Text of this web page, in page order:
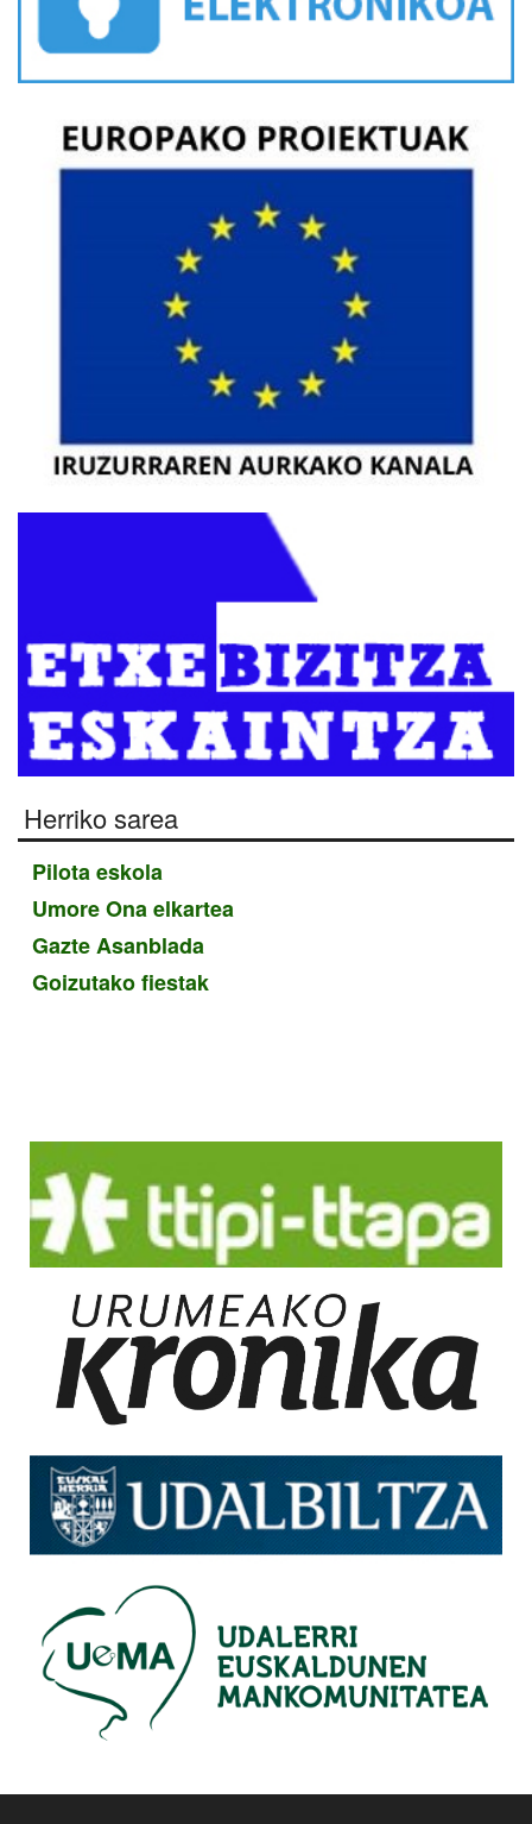
Herriko sarea
Pilota eskola
Umore Ona elkartea
Gazte Asanblada
Goizutako fiestak